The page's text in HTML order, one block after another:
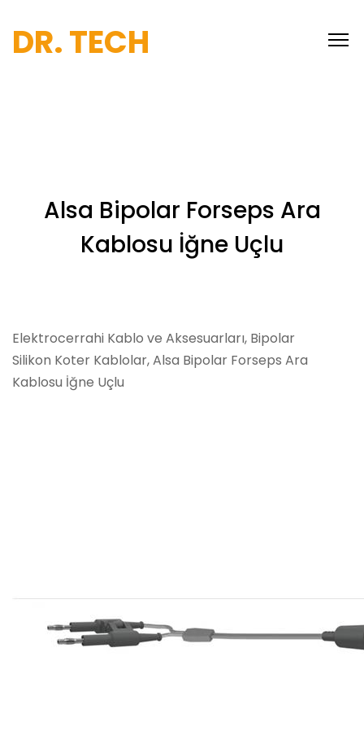
DR. TECH
Alsa Bipolar Forseps Ara
Kablosu İğne Uçlu
Elektrocerrahi Kablo ve Aksesuarları, Bipolar
Silikon Koter Kablolar, Alsa Bipolar Forseps Ara
Kablosu İğne Uçlu